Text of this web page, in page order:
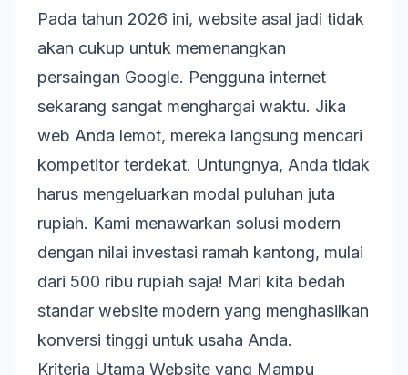
Pada tahun 2026 ini, website asal jadi tidak
akan cukup untuk memenangkan
persaingan Google. Pengguna internet
sekarang sangat menghargai waktu. Jika
web Anda lemot, mereka langsung mencari
kompetitor terdekat. Untungnya, Anda tidak
harus mengeluarkan modal puluhan juta
rupiah. Kami menawarkan solusi modern
dengan nilai investasi ramah kantong, mulai
dari 500 ribu rupiah saja! Mari kita bedah
standar website modern yang menghasilkan
konversi tinggi untuk usaha Anda.
Kriteria Utama Website yang Mampu